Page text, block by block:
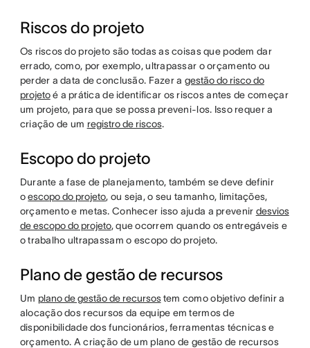
Riscos do projeto
Os riscos do projeto são todas as coisas que podem dar
errado, como, por exemplo, ultrapassar o orçamento ou
perder a data de conclusão. Fazer a gestão do risco do
projetoé a prática de identificar os riscos antes de começar
um projeto, para que se possa preveni-los. Isso requer a
criação de um registro de riscos.
Escopo do projeto
Durante a fase de planejamento, também se deve definir
oescopo do projeto, ou seja, o seu tamanho, limitações,
orçamento e metas. Conhecer isso ajuda a prevenir desvios
de escopo do projeto, que ocorrem quando os entregáveis e
o trabalho ultrapassam o escopo do projeto.
Plano de gestão de recursos
Um plano de gestão de recursostem como objetivo definir a
alocação dos recursos da equipe em termos de
disponibilidade dos funcionários, ferramentas técnicas e
orçamento. A criação de um plano de gestão de recursos